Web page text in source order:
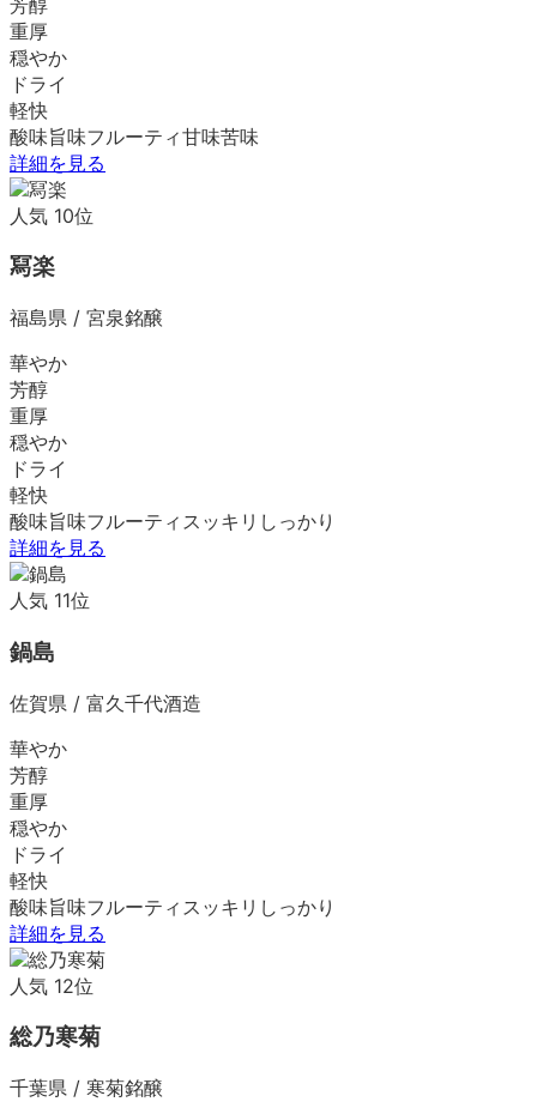
重厚
穏やか
ドライ
軽快
酸味旨味フルーティ甘味苦味
詳細を見る
人気 10位
冩楽
福島県 / 宮泉銘醸
華やか
芳醇
重厚
穏やか
ドライ
軽快
酸味旨味フルーティ スッキリ しっかり
詳細を見る
人気 11位
鍋島
佐賀県 / 富久千代酒造
華やか
芳醇
重厚
穏やか
ドライ
軽快
酸味旨味フルーティ スッキリ しっかり
詳細を見る
人気 12位
総乃寒菊
千葉県 / 寒菊銘醸